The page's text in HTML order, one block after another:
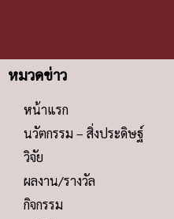
หมวดข่าว
หน้าแรก
นวัตกรรม – สิ่งประดิษฐ์
วิจัย
ผลงาน/รางวัล
กิจกรรม